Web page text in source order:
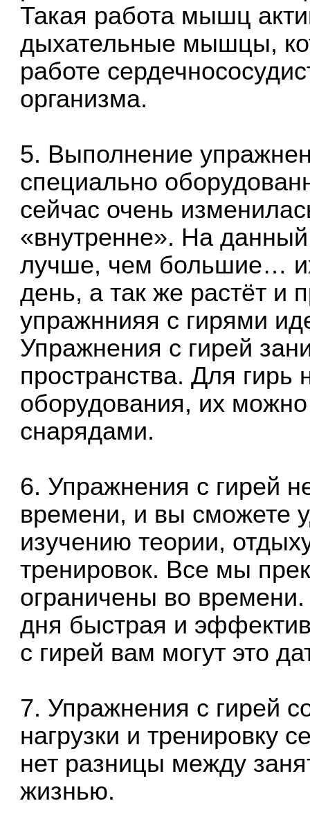
Такая работа мышц
дыхательные мышцы,
работе
организма.
5. Выполнение
специально
сейчас очень
«внутренне». На
лучше, чем большие…
день, а так же растёт и
упражннияя с гирями
Упражнения с гирей
пространства. Для гирь
оборудования, их
снарядами.
6. Упражнения с гирей
времени, и вы сможете
изучению теории,
тренировок. Все мы
ограничены во
дня быстрая и
с гирей вам могут это
7. Упражнения с гирей
нагрузки и тренировку
нет разницы между
жизнью.